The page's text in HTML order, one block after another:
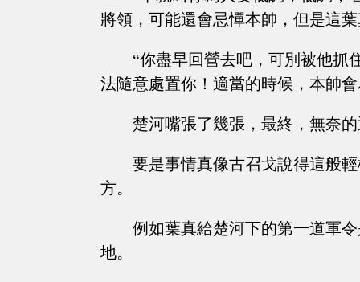
將領，可能還會忌憚本帥，但是這
“你盡早回營去吧，可別被他抓
法隨意處置你！適當的時候，本帥
楚河嘴張了幾張，最終，無奈
要是事情真像古召戈說得這般
方。
例如葉真給楚河下的第一道軍
地。